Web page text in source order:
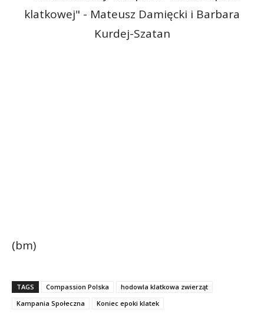
(bm)
TAGS Compassion Polska
hodowla klatkowa zwierząt
Kampania Społeczna
Koniec epoki klatek